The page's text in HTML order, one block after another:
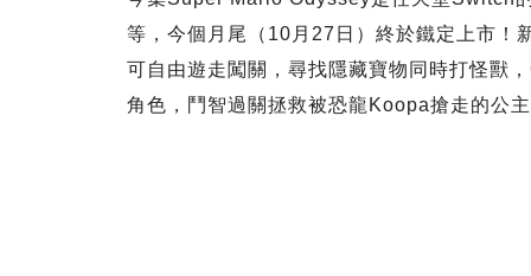
等，今個月尾（10月27日）終於鐵定上市！
可自由遊走闖關，尋找隱藏寶物同時打怪獸
角色，鬥智過關拯救被恐龍Koopa搶走的公主